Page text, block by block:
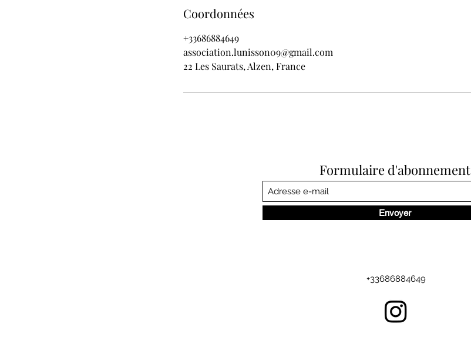
Coordonnées
+33686884649
association.lunisson09@gmail.com
22 Les Saurats, Alzen, France
Formulaire d'abonnement
Envoyer
+33686884649